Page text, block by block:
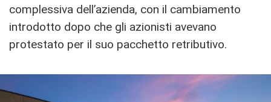
complessiva dell’azienda, con il cambiamento
introdotto dopo che gli azionisti avevano
protestato per il suo pacchetto retributivo.